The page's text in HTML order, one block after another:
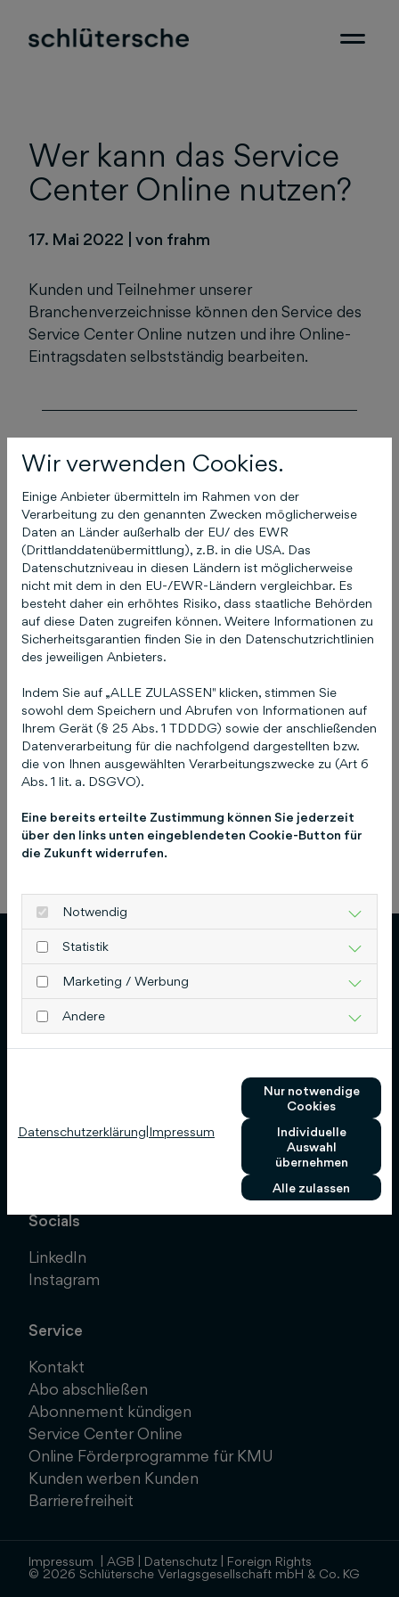
Wer kann das Service
Center Online nutzen?
17. Mai 2022 von frahm
Kunden und Teilnehmer unserer
Branchenverzeichnisse können den Service des
Service Center Online nutzen und ihre Online-
Eintragsdaten selbstständig bearbeiten.
Das könnte Sie auch
interessieren
Ich habe meine
Zugangsdaten (E-Mail
und / oder Passwort) zu
COCO vergessen!
17. April 2025
Previous
Next
Schlütersche Verlagsgesellschaft mbH & Co.
KG
Socials
LinkedIn
Instagram
Service
Kontakt
Abo abschließen
Abonnement kündigen
Service Center Online
Online Förderprogramme für KMU
Kunden werben Kunden
Barrierefreiheit
Impressum AGB Datenschutz
Foreign Rights
© 2026 Schlütersche Verlagsgesellschaft mbH & Co. KG
Wir verwenden Cookies.
Einige Anbieter übermitteln im Rahmen von der
Verarbeitung zu den genannten Zwecken möglicherweise
Daten an Länder außerhalb der EU/ des EWR
(Drittlanddatenübermittlung), z.B. in die USA. Das
Datenschutzniveau in diesen Ländern ist möglicherweise
nicht mit dem in den EU-/EWR-Ländern vergleichbar. Es
besteht daher ein erhöhtes Risiko, dass staatliche Behörden
auf diese Daten zugreifen können. Weitere Informationen zu
Sicherheitsgarantien finden Sie in den Datenschutzrichtlinien
des jeweiligen Anbieters.
Indem Sie auf „ALLE ZULASSEN" klicken, stimmen Sie
sowohl dem Speichern und Abrufen von Informationen auf
Ihrem Gerät (§ 25 Abs. 1 TDDDG) sowie der anschließenden
Datenverarbeitung für die nachfolgend dargestellten bzw.
die von Ihnen ausgewählten Verarbeitungszwecke zu (Art 6
Abs. 1 lit. a. DSGVO).
Eine bereits erteilte Zustimmung können Sie jederzeit
über den links unten eingeblendeten Cookie-Button für
die Zukunft widerrufen.
Notwendig
Statistik
Marketing / Werbung
Andere
Datenschutzerklärung Impressum
Nur notwendige
Cookies
Individuelle
Auswahl
übernehmen
Alle zulassen